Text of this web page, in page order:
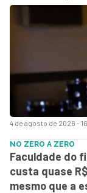
4 de agosto de 2026 -
NO ZERO A ZERO
Faculdade do
custa quase
mesmo que a